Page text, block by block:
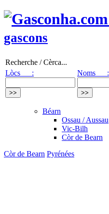
gascons
Recherche / Cèrca...
Lòcs :
Noms :
Béarn
Ossau / Aussau
Vic-Bilh
Còr de Bearn
Còr de Bearn Pyrénées